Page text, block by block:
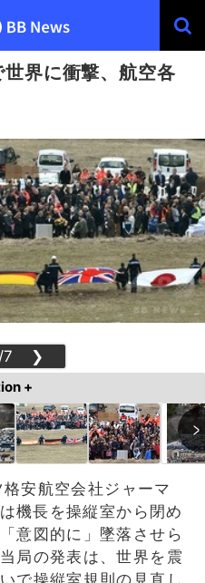
界に衝撃、航空各
7 ❯
+
安航空会社ジャーマ
機長を操縦室から閉め
意図的に」墜落させら
局の発表は、世界を震
で操縦室規則の見直し